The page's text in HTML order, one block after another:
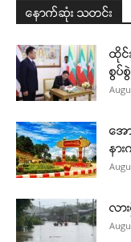
နောက်ဆုံး သတင်း
ထိုင်
စွပ်စွဲ
အေ
နာ
လာ